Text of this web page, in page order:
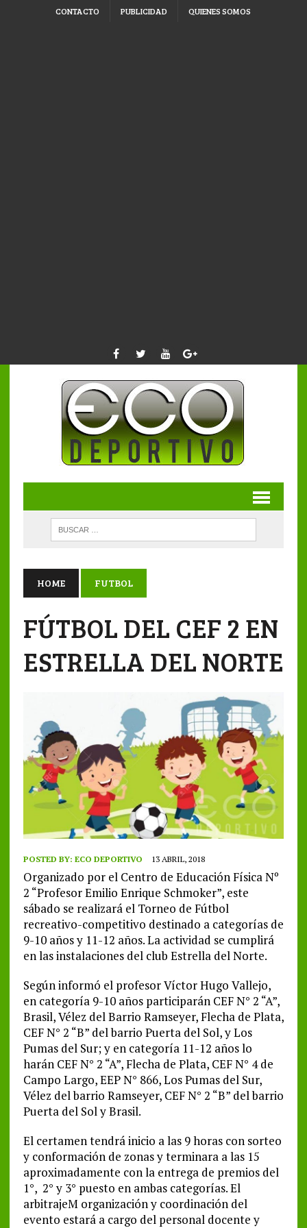
CONTACTO PUBLICIDAD QUIENES SOMOS
HOME FUTBOL
FÚTBOL DEL CEF 2 EN
ESTRELLA DEL NORTE
POSTED BY: ECO DEPORTIVO 13 ABRIL, 2018
Organizado por el Centro de Educación Física Nº
2 “Profesor Emilio Enrique Schmoker”, este
sábado se realizará el Torneo de Fútbol
recreativo-competitivo destinado a categorías de
9-10 años y 11-12 años. La actividad se cumplirá
en las instalaciones del club Estrella del Norte.
Según informó el profesor Víctor Hugo Vallejo,
en categoría 9-10 años participarán CEF N° 2 “A”,
Brasil, Vélez del Barrio Ramseyer, Flecha de Plata,
CEF N° 2 “B” del barrio Puerta del Sol, y Los
Pumas del Sur; y en categoría 11-12 años lo
harán CEF N° 2 “A”, Flecha de Plata, CEF N° 4 de
Campo Largo, EEP N° 866, Los Pumas del Sur,
Vélez del barrio Ramseyer, CEF N° 2 “B” del barrio
Puerta del Sol y Brasil.
El certamen tendrá inicio a las 9 horas con sorteo
y conformación de zonas y terminara a las 15
aproximadamente con la entrega de premios del
1°, 2° y 3° puesto en ambas categorías. El
arbitrajeM organización y coordinación del
evento estará a cargo del personal docente y